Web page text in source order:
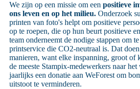
We zijn op een missie om een positieve
ons leven en op het milieu. Onderzoek
printen van foto's helpt om positieve
op te roepen, die op hun beurt positieve
team onderneemt de nodige stappen om
printservice die CO2-neutraal is. Dat
manieren, want elke inspanning, groot of
de meeste Stampix-medewerkers naar
jaarlijks een donatie aan WeForest om
uitstoot te verminderen.